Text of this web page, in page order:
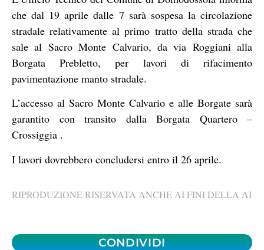
che dal 19 aprile dalle 7 sarà sospesa la circolazione
stradale relativamente al primo tratto della strada che
sale al Sacro Monte Calvario, da via Roggiani alla
Borgata Prebletto, per lavori di rifacimento
pavimentazione manto stradale.
L’accesso al Sacro Monte Calvario e alle Borgate sarà
garantito con transito dalla Borgata Quartero –
Crossiggia .
I lavori dovrebbero concludersi entro il 26 aprile.
RIPRODUZIONE RISERVATA ANCHE AI FINI DELLA AI
CONDIVIDI